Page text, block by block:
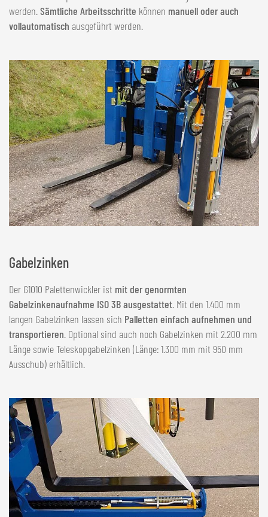
werden.Sämtliche Arbeitsschritte können manuell oder auch
vollautomatisch ausgeführt werden.
Gabelzinken
Der G1010 Palettenwickler ist mit der genormten
Gabelzinkenaufnahme ISO 3B ausgestattet. Mit den 1.400 mm
langen Gabelzinken lassen sich Palletten einfach aufnehmen und
transportieren. Optional sind auch noch Gabelzinken mit 2.200 mm
Länge sowie Teleskopgabelzinken (Länge: 1.300 mm mit 950 mm
Ausschub) erhältlich.